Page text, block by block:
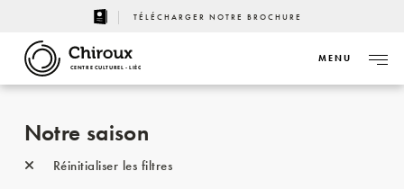
TÉLÉCHARGER NOTRE BROCHURE
CENTRE CULTUREL - LIÈGE
MENU
Notre saison
Réinitialiser les filtres